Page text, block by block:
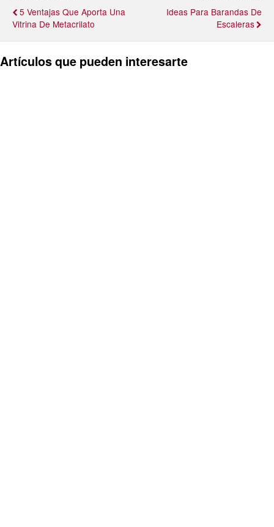
5 Ventajas Que Aporta Una
Vitrina De Metacrilato
Ideas Para Barandas De
Escaleras
Artículos que pueden interesarte